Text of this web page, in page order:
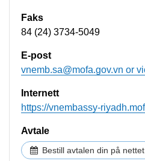
Faks
84 (24) 3734-5049
E-post
vnemb.sa@mofa.gov.vn or
Internett
https://vnembassy-
Avtale
Bestill avtalen din på nettet